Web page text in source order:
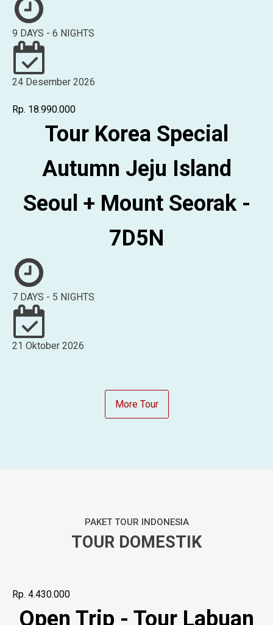
9 DAYS - 6 NIGHTS
24 Desember 2026
Rp. 18.990.000
Tour Korea Special
Autumn Jeju Island
Seoul + Mount Seorak -
7D5N
7 DAYS - 5 NIGHTS
21 Oktober 2026
More Tour
PAKET TOUR INDONESIA
TOUR DOMESTIK
Rp. 4.430.000
Open Trip - Tour Labuan